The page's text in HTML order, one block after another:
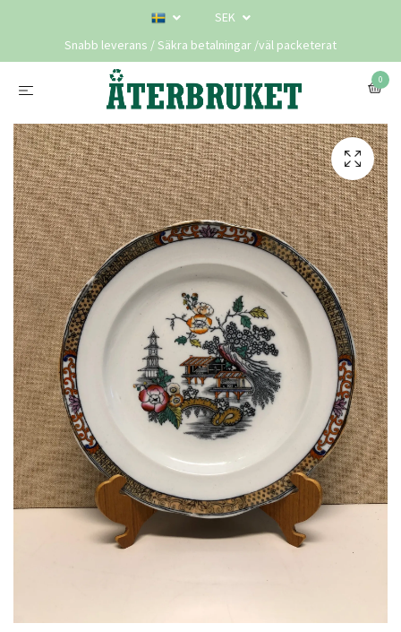
SEK
Snabb leverans / Säkra betalningar /väl packeterat
0